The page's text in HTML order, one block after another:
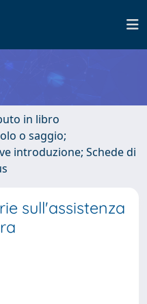
in libro
o saggio;
introduzione; Schede di
sull'assistenza